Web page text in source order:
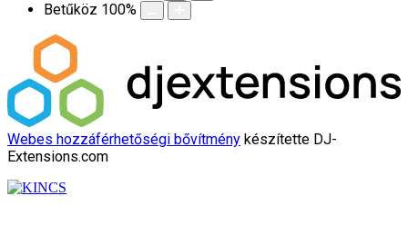
Betűköz 100%
Webes hozzáférhetőségi bővítmény készítette DJ-
Extensions.com